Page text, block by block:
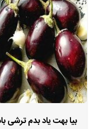
بیا بهت یاد بدم